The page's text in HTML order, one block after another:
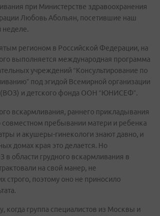
при Министерстве здравоохранения
Любовь Абольян, посетившие наш
неделе.
регионом в Российской Федерации, на
выполняется международная программа
учреждений “Консультирование по
под эгидой Всемирной организации
(ВОЗ) и детского фонда ООН “ЮНИСЕФ”.
вскармливания, раннего прикладывания
совместном пребывании матери и ребенка
и акушеры-гинекологи знают давно, и
домах края это делается. Но
в области грудного вскармливания в
на свой манер, не
строго, поэтому оно не приносило
когда группа специалистов из Москвы и